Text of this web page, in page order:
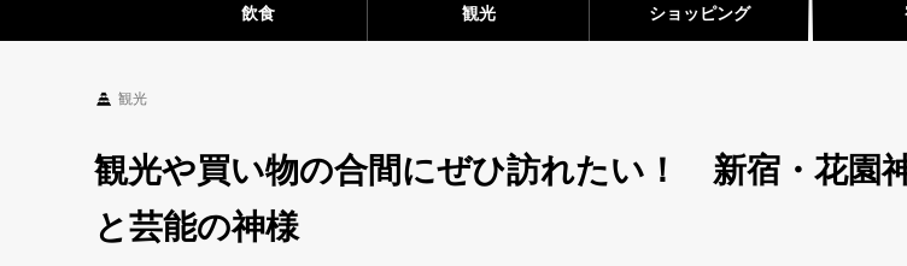
飲食 観光 ショッピング
観光
観光や買い物の合間にぜひ訪れたい！ 新宿・花園
と芸能の神様